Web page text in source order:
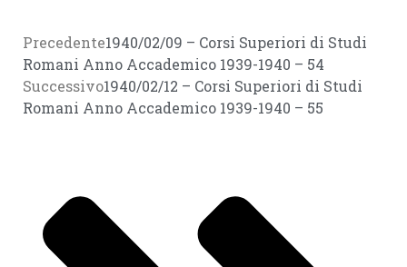
Precedente1940/02/09 – Corsi Superiori di Studi
Romani Anno Accademico 1939-1940 – 54
Successivo1940/02/12 – Corsi Superiori di Studi
Romani Anno Accademico 1939-1940 – 55